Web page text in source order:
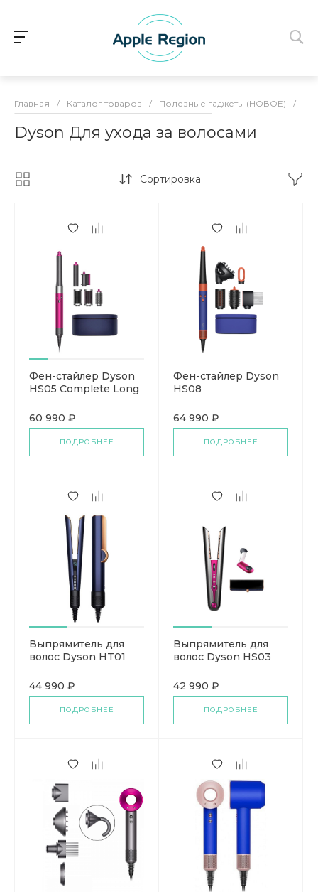
Главная / Каталог товаров / Полезные гаджеты (НОВОЕ) /
Dyson Для ухода за волосами
Сортировка
Фен-стайлер Dyson
HS05 Complete Long
60 990 ₽
ПОДРОБНЕЕ
Фен-стайлер Dyson
HS08
64 990 ₽
ПОДРОБНЕЕ
Выпрямитель для
волос Dyson HT01
44 990 ₽
ПОДРОБНЕЕ
Выпрямитель для
волос Dyson HS03
42 990 ₽
ПОДРОБНЕЕ